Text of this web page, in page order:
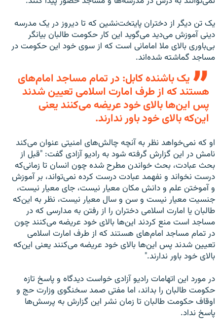
یک تن دیگر از دختران پایتخت‌نشین که تا دیروز در یک مدرسه
دینی آموزش می‌دید می‌گوید این کار حکومت طالبان بیانگر
بی‌باوری بالای ملا امامانی است که از سوی خود این حکومت در
مساجد گماشته شده‌اند.
یک باشنده کابل: در تمام مساجد امام‌های
هستند که از طرف امارت اسلامی تعیین شدند
پس این‌ها بالای خود عریضه می‌کنند یعنی
این‌که بالای خود باور ندارند.
او که نمی‌خواهد نظر به آنچه چالش‌های امنیتی عنوان می‌کند
نامش در این گزارش گرفته شود به رادیو آزادی گفت: "قبل از
بحث عبادت، بحث خواندن مطرح شده چون انسان تا زمانی‌که
درست نخواند و نفهمد عبادت درست کرده نمی‌تواند، بر آموزش
و آموختن علم و دانش مکان معیار نیست، جای معیار نیست،
جنسیت معیار نیست و سن و سال معیار نیست، نظر به این‌که
طالبان یا امارت اسلامی دختران را از رفتن به مدارسی که در
مساجد است منع کردند این‌ها بالای خود عریضه می‌کنند چون
در تمام مساجد امام‌های هستند که از طرف امارت اسلامی
تعیین شدند پس این‌ها بالای خود عریضه می‌کنند یعنی این‌که
بالای خود باور ندارند."
در مورد این اتهامات رادیو آزادی خواست دیدگاه و پاسخ تازه
حکومت طالبان را بداند، اما مفتی صمد سخنگوی وزارت حج و
اوقاف حکومت طالبان تا زمان نشر این گزارش به پرسش‌ها
پاسخ نداد.